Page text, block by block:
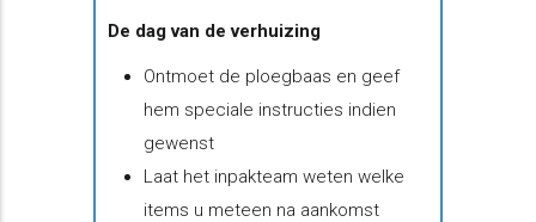
De dag van de verhuizing
Ontmoet de ploegbaas en geef
hem speciale instructies indien
gewenst
Laat het inpakteam weten welke
items u meteen na aankomst